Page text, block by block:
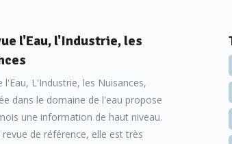
l'Eau, l'Industrie, les
l'Eau, L'Industrie, les Nuisances,
dans le domaine de l'eau propose
une information de haut niveau.
revue de référence, elle est très